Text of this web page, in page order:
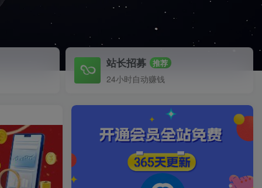
站长招募 推荐
24小时自动赚钱